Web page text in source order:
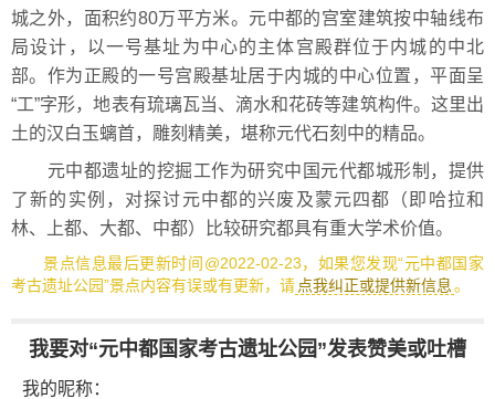
城之外，面积约80万平方米。元中都的宫室建筑按中轴线布
局设计，以一号基址为中心的主体宫殿群位于内城的中北
部。作为正殿的一号宫殿基址居于内城的中心位置，平面呈
“工”字形，地表有琉璃瓦当、滴水和花砖等建筑构件。这里出
土的汉白玉螭首，雕刻精美，堪称元代石刻中的精品。
元中都遗址的挖掘工作为研究中国元代都城形制，提供
了新的实例，对探讨元中都的兴废及蒙元四都（即哈拉和
林、上都、大都、中都）比较研究都具有重大学术价值。
景点信息最后更新时间@2022-02-23，如果您发现“元中都国家
考古遗址公园”景点内容有误或有更新，请 点我纠正或提供新信息。
我要对“元中都国家考古遗址公园”发表赞美或吐槽
我的昵称：